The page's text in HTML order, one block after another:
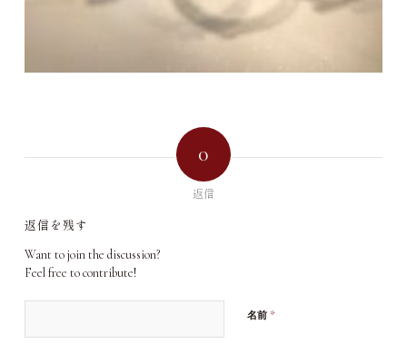
0
返信
返信を残す
Want to join the discussion?
Feel free to contribute!
名前 *